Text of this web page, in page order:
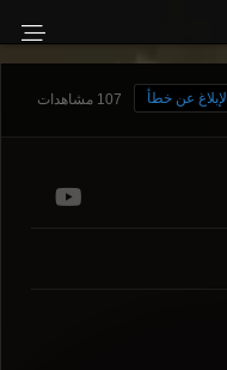
107 مشاهدات الإبلاغ عن خطأ